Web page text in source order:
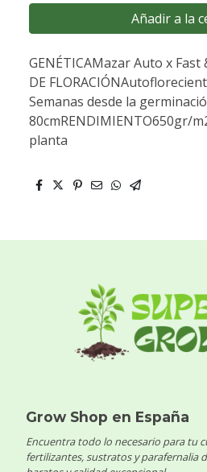
Añadir a la
GENÉTICAMazar Auto x
DE
Semanas desde la
80cmRENDIMIENTO650gr/
planta
Grow Shop en España
Encuentra todo lo necesario para tu
fertilizantes, sustratos y parafernalia